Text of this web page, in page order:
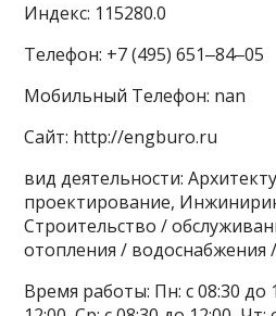
Индекс: 115280.0
Телефон: +7 (495) 651‒84‒05
Мобильный Телефон: nan
Сайт: http://engburo.ru
вид деятельности:
проектирование,
Строительство /
отопления / водоснабжения
Время работы: Пн: с 08:30 до